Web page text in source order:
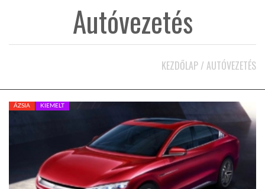
AUSZTRÁLIA
Autóvezetés
KEZDŐLAP / AUTÓVEZETÉS
ÁZSIA KIEMELT